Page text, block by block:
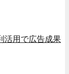
活用で広告成果